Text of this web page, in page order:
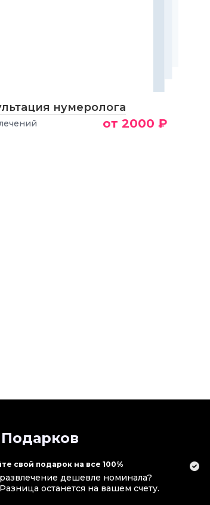
нумеролога
от 2000 ₽
свой подарок на все 100%
дешевле номинала?
останется на вашем счету.